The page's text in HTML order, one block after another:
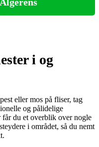
i og
eller mos på fliser, tag
og pålidelige
du et overblik over nogle
i området, så du nemt